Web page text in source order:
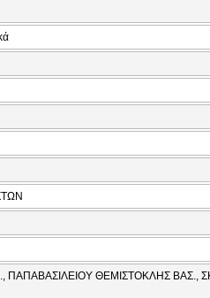
ΠΑΠΑΒΑΣΙΛΕΙΟΥ ΘΕΜΙΣΤΟΚΛΗΣ ΒΑΣ.,